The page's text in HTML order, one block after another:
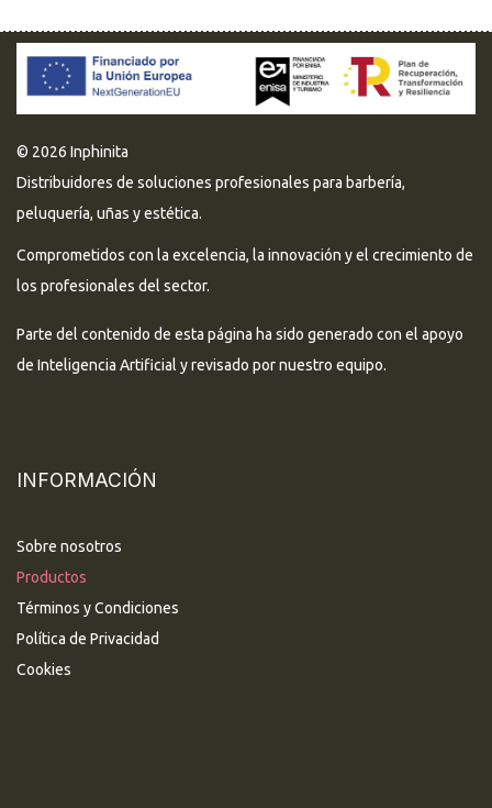
© 2026 Inphinita
Distribuidores de soluciones profesionales para barbería,
peluquería, uñas y estética.
Comprometidos con la excelencia, la innovación y el crecimiento de
los profesionales del sector.
Parte del contenido de esta página ha sido generado con el apoyo
de Inteligencia Artificial y revisado por nuestro equipo.
INFORMACIÓN
Sobre nosotros
Productos
Términos y Condiciones
Política de Privacidad
Cookies